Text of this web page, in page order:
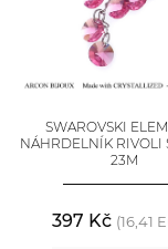
SWAROVSKI
NÁHRDELNÍK RIVOLI
23M
397 Kč (16,41